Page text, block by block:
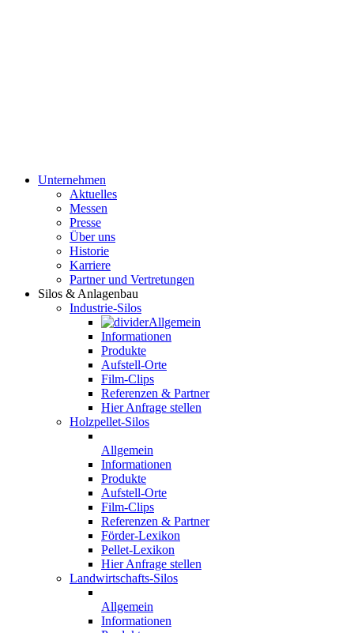
Unternehmen
Aktuelles
Messen
Presse
Über uns
Historie
Karriere
Partner und Vertretungen
Silos & Anlagenbau
Industrie-Silos
Allgemein
Informationen
Produkte
Aufstell-Orte
Film-Clips
Referenzen & Partner
Hier Anfrage stellen
Holzpellet-Silos
Allgemein
Informationen
Produkte
Aufstell-Orte
Film-Clips
Referenzen & Partner
Förder-Lexikon
Pellet-Lexikon
Hier Anfrage stellen
Landwirtschafts-Silos
Allgemein
Informationen